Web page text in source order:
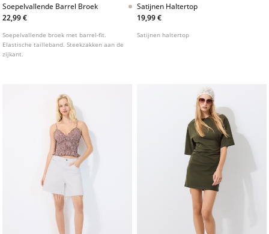
Soepelvallende Barrel Broek
22,99 €
Soepelvallende broek met barrel-fit.
Elastische tailleband. Steekzakken aan de
zijkant.
Satijnen Haltertop
19,99 €
Satijnen haltertop